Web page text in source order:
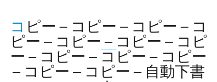
コピー – コピー – コピー – コ
ピー – コピー – コピー – コピ
ー – コピー – コピー – コピー
– コピー – コピー – 自動下書